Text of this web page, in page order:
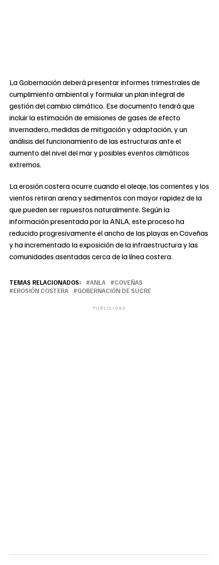
La Gobernación deberá presentar informes trimestrales de
cumplimiento ambiental y formular un plan integral de
gestión del cambio climático. Ese documento tendrá que
incluir la estimación de emisiones de gases de efecto
invernadero, medidas de mitigación y adaptación, y un
análisis del funcionamiento de las estructuras ante el
aumento del nivel del mar y posibles eventos climáticos
extremos.
La erosión costera ocurre cuando el oleaje, las corrientes y los
vientos retiran arena y sedimentos con mayor rapidez de la
que pueden ser repuestos naturalmente. Según la
información presentada por la ANLA, este proceso ha
reducido progresivamente el ancho de las playas en Coveñas
y ha incrementado la exposición de la infraestructura y las
comunidades asentadas cerca de la línea costera.
TEMAS RELACIONADOS: ANLA
COVEÑAS
EROSIÓN COSTERA
GOBERNACIÓN DE SUCRE
PUBLICIDAD